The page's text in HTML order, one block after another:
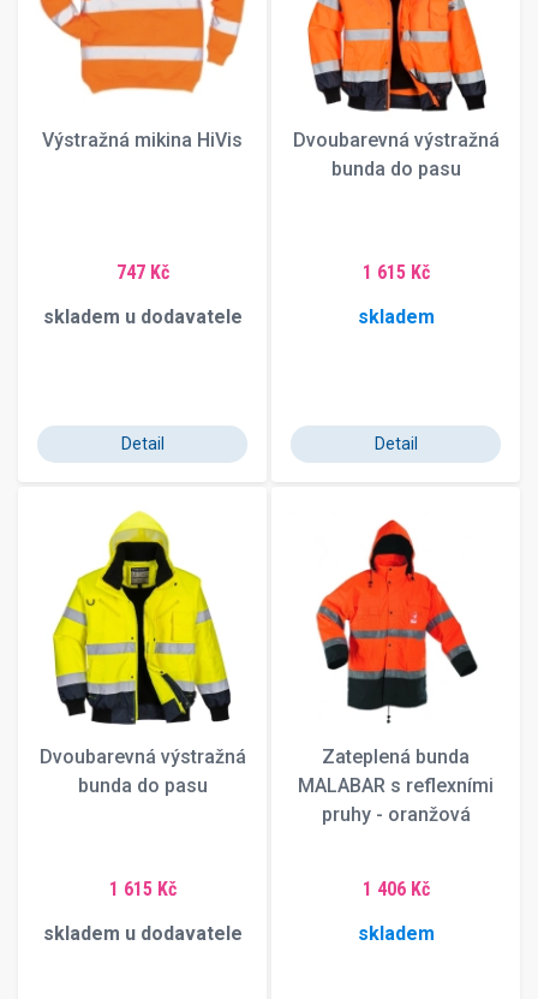
Výstražná mikina HiVis
747 Kč
skladem u dodavatele
Detail
Dvoubarevná výstražná
bunda do pasu
1 615 Kč
skladem
Detail
Dvoubarevná výstražná
bunda do pasu
1 615 Kč
skladem u dodavatele
Zateplená bunda
MALABAR s reflexními
pruhy - oranžová
1 406 Kč
skladem